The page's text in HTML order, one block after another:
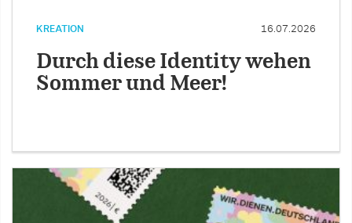
KREATION 16.07.2026
Durch diese Identity wehen
Sommer und Meer!